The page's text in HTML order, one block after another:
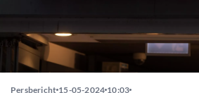
Persbericht 15-05-2024 10:03